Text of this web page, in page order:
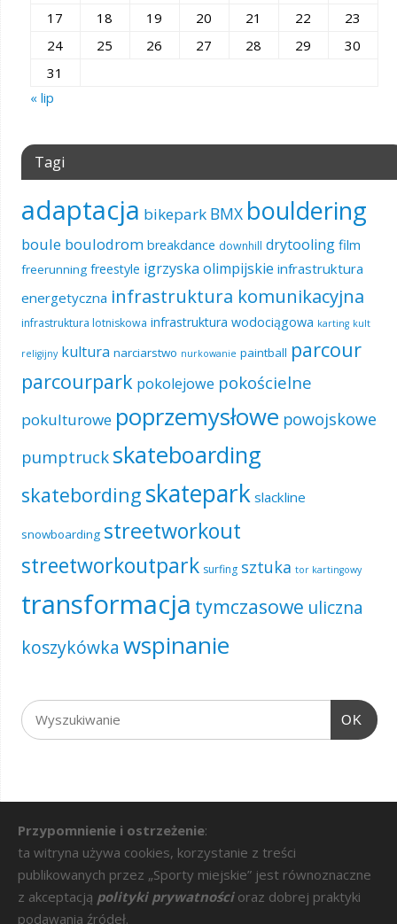
17
18 19 20 21 22
23
24
25 26 27 28 29
30
31
« lip
Tagi
adaptacja bikepark BMX bouldering
boule boulodrom breakdance downhill drytooling film
freerunning freestyle igrzyska olimpijskie infrastruktura
energetyczna infrastruktura komunikacyjna
infrastruktura lotniskowa infrastruktura wodociągowa karting kult
religijny kultura narciarstwo nurkowanie paintball parcour
parcourpark pokolejowe pokościelne
pokulturowe poprzemysłowe powojskowe
pumptruck skateboarding
skatebording skatepark slackline
snowboarding streetworkout
streetworkoutpark surfing sztuka tor kartingowy
transformacja tymczasowe uliczna
koszykówka wspinanie
OK
Przypomnienie i ostrzeżenie:
ta witryna używa cookies, korzystanie z treści
publikowanych przez „Sporty miejskie” jest równoznaczne
z akceptacją polityki prywatności oraz dobrej praktyki
podawania źródeł.